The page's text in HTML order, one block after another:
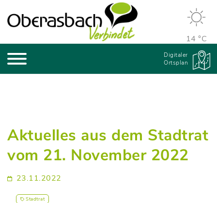
14 °C
Digitaler
Ortsplan
Aktuelles aus dem Stadtrat
vom 21. November 2022
23.11.2022
Stadtrat